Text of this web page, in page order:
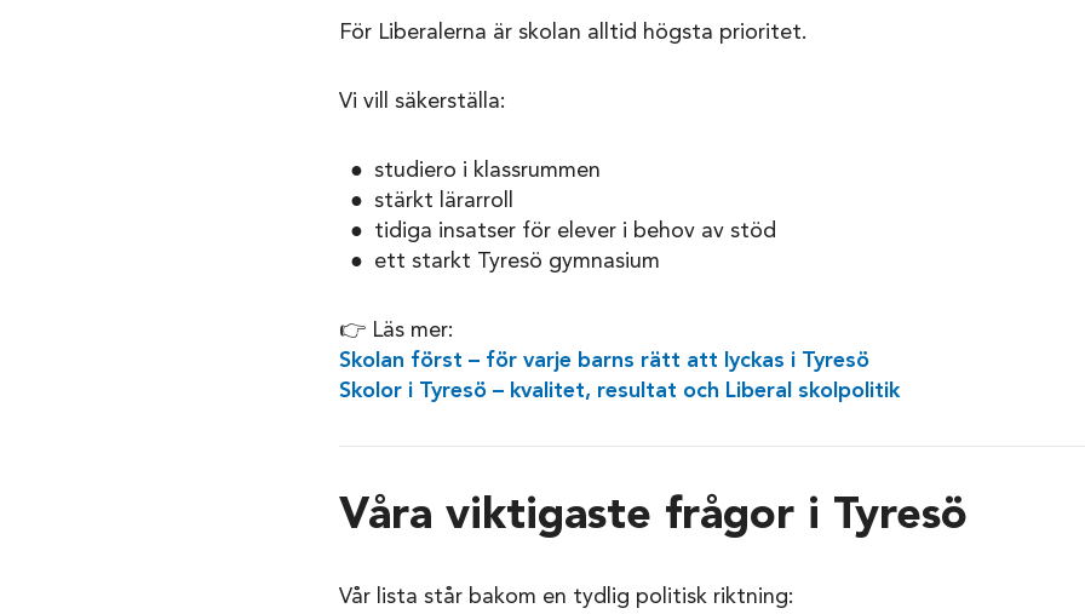
För Liberalerna är skolan alltid högsta prioritet.
Vi vill säkerställa:
studiero i klassrummen
stärkt lärarroll
tidiga insatser för elever i behov av stöd
ett starkt Tyresö gymnasium
👉 Läs mer:
Skolan först – för varje barns rätt att lyckas i Tyresö
Skolor i Tyresö – kvalitet, resultat och Liberal skolpolitik
Våra viktigaste frågor i Tyresö
Vår lista står bakom en tydlig politisk riktning: